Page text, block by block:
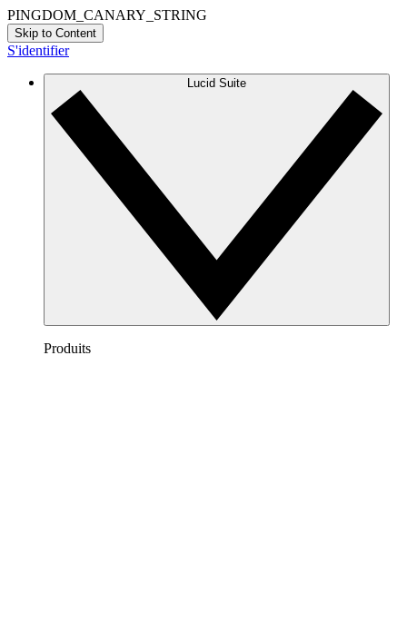
PINGDOM_CANARY_STRING
Skip to Content
S'identifier
Lucid Suite
Produits